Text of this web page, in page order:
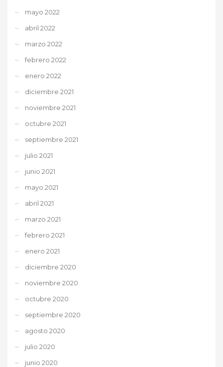
mayo 2022
abril 2022
marzo 2022
febrero 2022
enero 2022
diciembre 2021
noviembre 2021
octubre 2021
septiembre 2021
julio 2021
junio 2021
mayo 2021
abril 2021
marzo 2021
febrero 2021
enero 2021
diciembre 2020
noviembre 2020
octubre 2020
septiembre 2020
agosto 2020
julio 2020
junio 2020